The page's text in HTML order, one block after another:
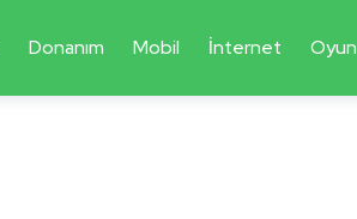
Donanım Mobil İnternet Oyun